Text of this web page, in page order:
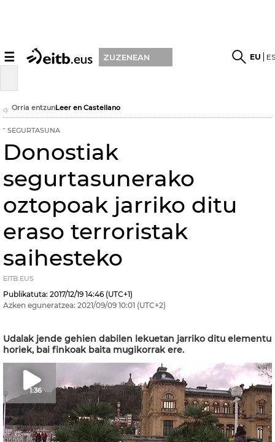
☰ ZUZENEAN EU
Orria entzunLeer en Castellano
SEGURTASUNA
Donostiak
segurtasunerako
oztopoak jarriko ditu
eraso terroristak
saihesteko
EITB.EUS
Publikatuta: 2017/12/19 14:46 (UTC+1)
Azken eguneratzea: 2021/09/09 10:01 (UTC+2)
Udalak jende gehien dabilen lekuetan jarriko ditu elementu
horiek, bai finkoak baita mugikorrak ere.
1:36